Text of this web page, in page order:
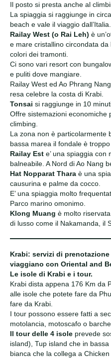
Il posto si presta anche al
La spiaggia si raggiunge in
beach e vale il viaggio dall’Italia.
Railay West (o Rai Leh) è
e mare cristallino circondata
colori dei tramonti.
Ci sono vari resort con
e puliti dove mangiare.
Railay West ed Ao Phrang
resa celebre la costa di Krabi.
Tonsai si raggiunge in 10
Offre sistemazioni
climbing.
La zona non è particolarmente
bassa marea il fondale è troppo
Railay Est e’ una spiaggia con
balneabile. A Nord di Ao Nang
Hat Nopparat Thara è una
causurina e palme da cocco.
E’ una spiaggia molto
Parco marino omonimo.
Klong Muang è molto
di lusso come il Nakamanda, il
Krabi: servizi di
viaggiano con Oriental and
Le isole di Krabi e i tour.
Krabi dista appena 176 Km da
alle isole che potete fare da
fare da Krabi.
I tour possono essere fatti a
motolancia, motoscafo o barche.
Il tour delle 4 isole prevede
island), Tup island che in
bianca che la collega a